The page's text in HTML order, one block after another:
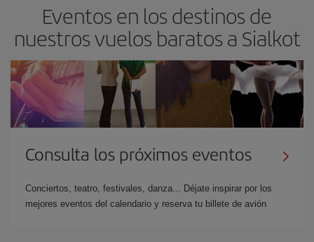
Eventos en los destinos de
nuestros vuelos baratos a Sialkot
Consulta los próximos eventos
Conciertos, teatro, festivales, danza... Déjate inspirar por los
mejores eventos del calendario y reserva tu billete de avión